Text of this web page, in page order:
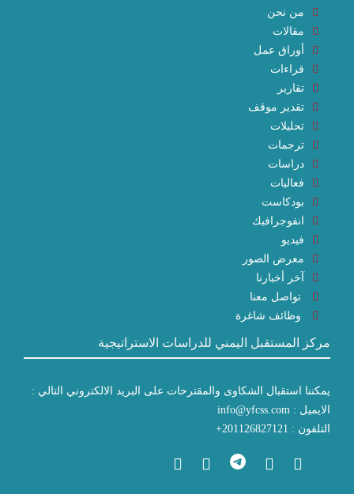
من نحن
مقالات
أوراق عمل
قراءات
تقارير
تقدير موقف
تحليلات
ترجمات
دراسات
فعاليات
بودكاست
انفوجرافيك
فيديو
معرض الصور
آخر أخبارنا
تواصل معنا
وظائف شاغرة
مركز المستقبل اليمني للدراسات الاستراتيجية
يمكننا استقبال الشكاوى والمقترحات على البريد الالكتروني التالي :
الايميل : info@yfcss.com
التلفون : 201126827121+